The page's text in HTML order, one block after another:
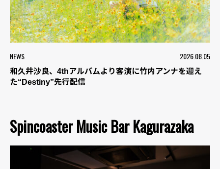
NEWS 2026.08.05
和久井沙良、4thアルバムより客演に竹内アンナを迎え
た“Destiny”先行配信
Spincoaster Music Bar Kagurazaka